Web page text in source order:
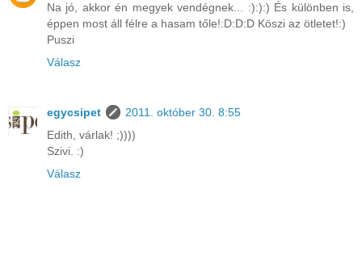
Na jó, akkor én megyek vendégnek... :):):) És különben is,
éppen most áll félre a hasam tőle!:D:D:D Köszi az ötletet!:)
Puszi
Válasz
egycsipet
2011. október 30. 8:55
Edith, várlak! ;))))
Szivi. :)
Válasz